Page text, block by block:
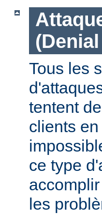
Tous les
tentent
clients
ce type
les